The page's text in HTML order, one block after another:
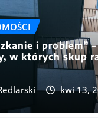
i problem” –
w których skup
kwi 13,